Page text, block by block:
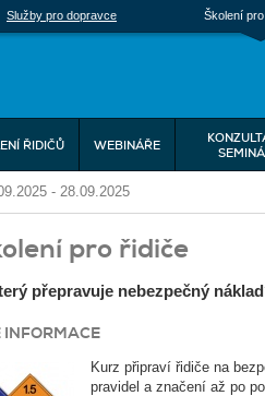
- 28.09.2025
pro řidiče
přepravuje nebezpečný
INFORMACE
Kurz připraví řidiče na
pravidel a značení až po
ŘIDIČŮ WEBINÁŘE
Služby pro dopravce Školení